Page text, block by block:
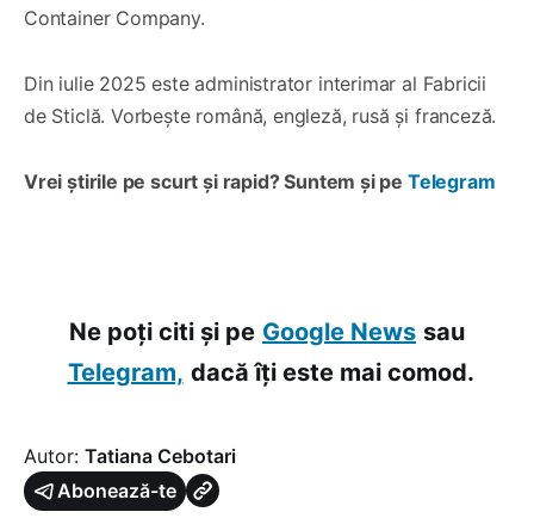
Container Company.
Din iulie 2025 este administrator interimar al Fabricii
de Sticlă. Vorbește română, engleză, rusă și franceză.
Vrei știrile pe scurt și rapid? Suntem și pe Telegram
Ne poți citi și pe Google News sau
Telegram, dacă îți este mai comod.
Autor: Tatiana Cebotari
Abonează-te